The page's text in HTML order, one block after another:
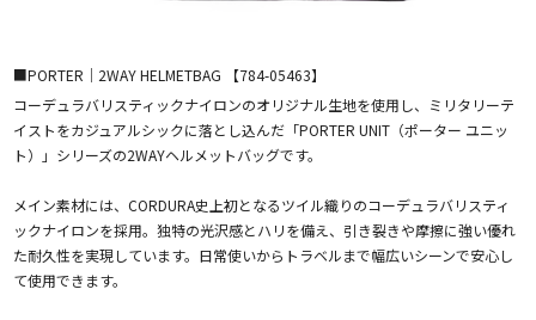
■PORTER｜2WAY HELMETBAG 【784-05463】
コーデュラバリスティックナイロンのオリジナル生地を使用し、ミリタリーテ
イストをカジュアルシックに落とし込んだ「PORTER UNIT（ポーター ユニッ
ト）」シリーズの2WAYヘルメットバッグです。
メイン素材には、CORDURA史上初となるツイル織りのコーデュラバリスティ
ックナイロンを採用。独特の光沢感とハリを備え、引き裂きや摩擦に強い優れ
た耐久性を実現しています。日常使いからトラベルまで幅広いシーンで安心し
て使用できます。